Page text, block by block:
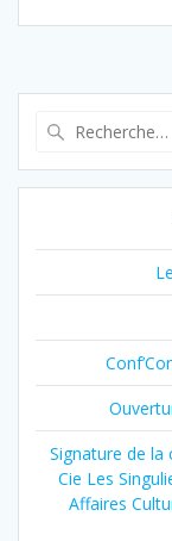
Signature de la
Cie Les
Affaires